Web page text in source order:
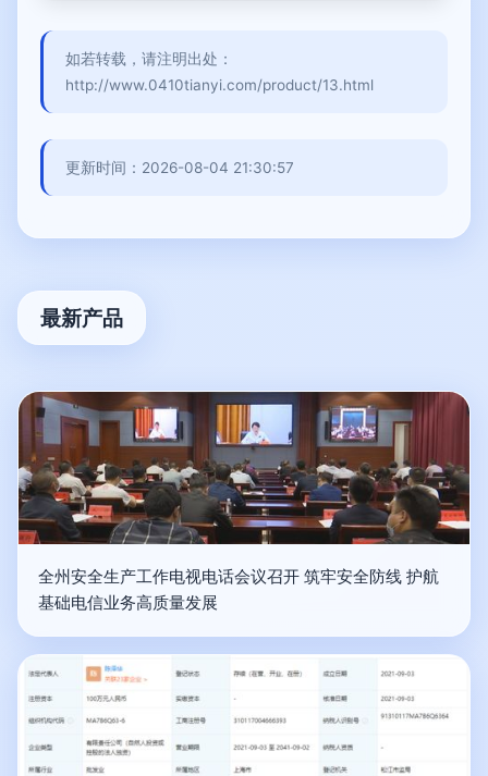
如若转载，请注明出处：
http://www.0410tianyi.com/product/13.html
更新时间：2026-08-04 21:30:57
最新产品
全州安全生产工作电视电话会议召开 筑牢安全防线 护航
基础电信业务高质量发展